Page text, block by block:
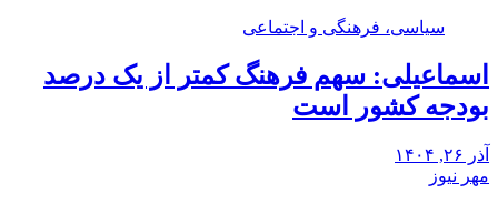
سیاسی، فرهنگی و اجتماعی
اسماعیلی: سهم فرهنگ کمتر از یک درصد
بودجه کشور است
آذر ۲۶, ۱۴۰۴
مهر نیوز